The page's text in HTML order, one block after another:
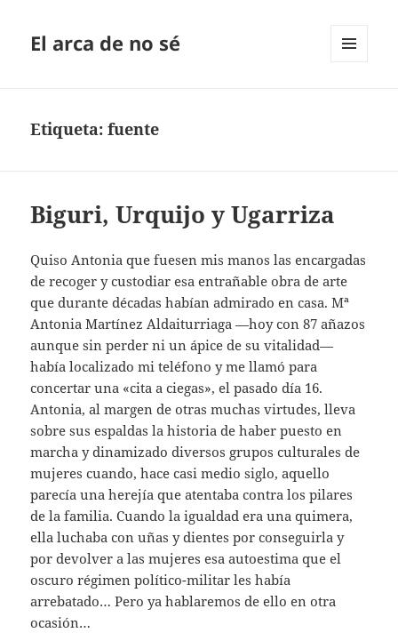
El arca de no sé
Etiqueta:fuente
Biguri, Urquijo y Ugarriza
Quiso Antonia que fuesen mis manos las encargadas
de recoger y custodiar esa entrañable obra de arte
que durante décadas habían admirado en casa. Mª
Antonia Martínez Aldaiturriaga —hoy con 87 añazos
aunque sin perder ni un ápice de su vitalidad—
había localizado mi teléfono y me llamó para
concertar una «cita a ciegas», el pasado día 16.
Antonia, al margen de otras muchas virtudes, lleva
sobre sus espaldas la historia de haber puesto en
marcha y dinamizado diversos grupos culturales de
mujeres cuando, hace casi medio siglo, aquello
parecía una herejía que atentaba contra los pilares
de la familia. Cuando la igualdad era una quimera,
ella luchaba con uñas y dientes por conseguirla y
por devolver a las mujeres esa autoestima que el
oscuro régimen político-militar les había
arrebatado… Pero ya hablaremos de ello en otra
ocasión…